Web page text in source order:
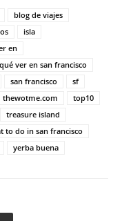
blog de viajes
isla
en
qué ver en san francisco
san francisco
sf
thewotme.com
top10
treasure island
to do in san francisco
yerba buena